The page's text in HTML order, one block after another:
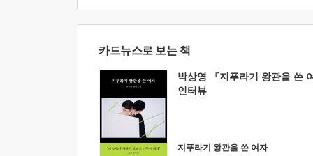
카드뉴스로 보는 책
박상영 『지푸라기 왕관을 쓴
인터뷰
지푸라기 왕관을 쓴 여자